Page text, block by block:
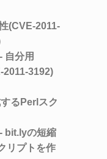
(CVE-2011-
るPerlスク